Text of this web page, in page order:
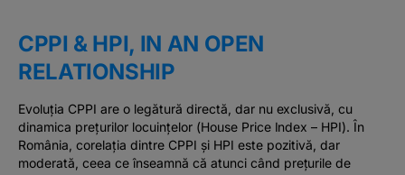
CPPI & HPI, IN AN OPEN
RELATIONSHIP
Evoluția CPPI are o legătură directă, dar nu exclusivă, cu
dinamica prețurilor locuințelor (House Price Index – HPI). În
România, corelația dintre CPPI și HPI este pozitivă, dar
moderată, ceea ce înseamnă că atunci când prețurile de